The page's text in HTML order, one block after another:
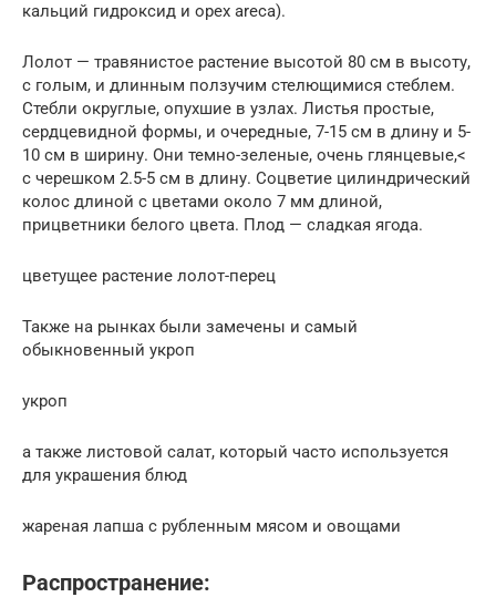
кальций гидроксид и орех areca).
Лолот — травянистое растение высотой 80 см в высоту,
с голым, и длинным ползучим стелющимися стеблем.
Стебли округлые, опухшие в узлах. Листья простые,
сердцевидной формы, и очередные, 7-15 см в длину и 5-
10 см в ширину. Они темно-зеленые, очень глянцевые,<
с черешком 2.5-5 см в длину. Соцветие цилиндрический
колос длиной с цветами около 7 мм длиной,
прицветники белого цвета. Плод — сладкая ягода.
цветущее растение лолот-перец
Также на рынках были замечены и самый
обыкновенный укроп
укроп
а также листовой салат, который часто используется
для украшения блюд
жареная лапша с рубленным мясом и овощами
Распространение: